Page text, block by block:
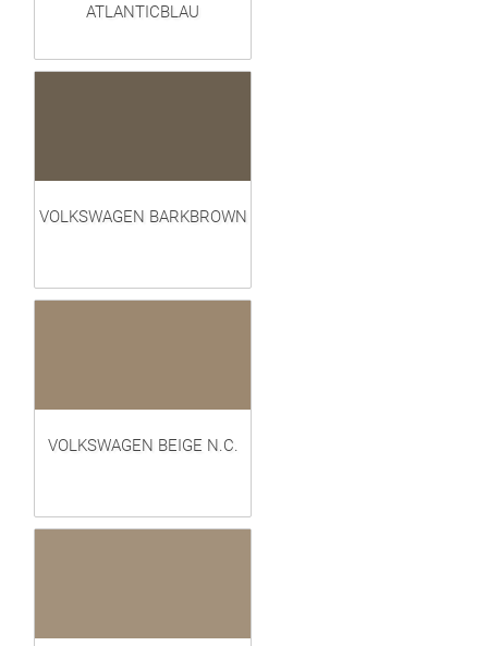
ATLANTICBLAU
VOLKSWAGEN BARKBROWN
VOLKSWAGEN BEIGE N.C.